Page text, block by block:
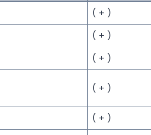
( + )
( + )
( + )
( + )
( + )